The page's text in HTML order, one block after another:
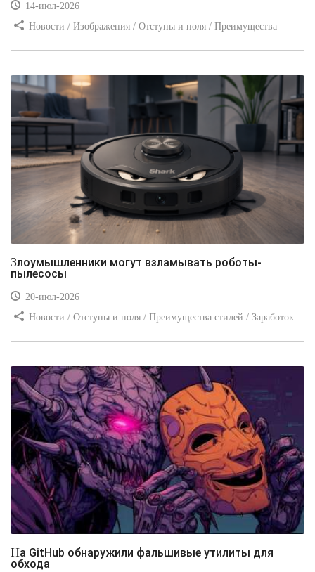
14-июл-2026
Новости / Изображения / Отступы и поля / Преимущества
Злоумышленники могут взламывать роботы-
пылесосы
20-июл-2026
Новости / Отступы и поля / Преимущества стилей / Заработок
На GitHub обнаружили фальшивые утилиты для
обхода